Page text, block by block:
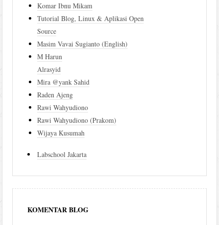
Komar Ibnu Mikam
Tutorial Blog, Linux & Aplikasi Open
Source
Masim Vavai Sugianto (English)
M Harun
Alrasyid
Mira @yank Sahid
Raden Ajeng
Rawi Wahyudiono
Rawi Wahyudiono (Prakom)
Wijaya Kusumah
Labschool Jakarta
KOMENTAR BLOG